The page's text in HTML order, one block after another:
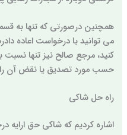
همچنین درصورتی که تنها به
می توانید با درخواست اعاده
کنید، مرجع صالح نیز تنها
حسب مورد تصدیق یا نقض آن را
راه حل شاکی